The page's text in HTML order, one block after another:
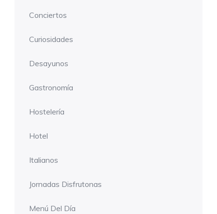
Conciertos
Curiosidades
Desayunos
Gastronomía
Hostelería
Hotel
Italianos
Jornadas Disfrutonas
Menú Del Día